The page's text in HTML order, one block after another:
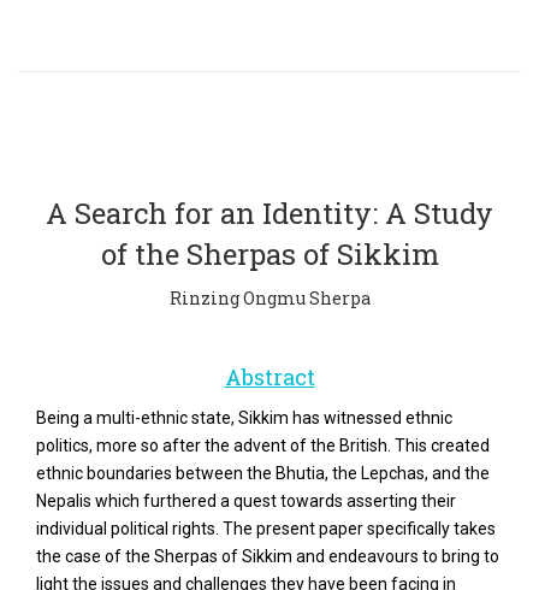
A Search for an Identity: A Study
of the Sherpas of Sikkim
Rinzing Ongmu Sherpa
Abstract
Being a multi-ethnic state, Sikkim has witnessed ethnic
politics, more so after the advent of the British. This created
ethnic boundaries between the Bhutia, the Lepchas, and the
Nepalis which furthered a quest towards asserting their
individual political rights. The present paper specifically takes
the case of the Sherpas of Sikkim and endeavours to bring to
light the issues and challenges they have been facing in